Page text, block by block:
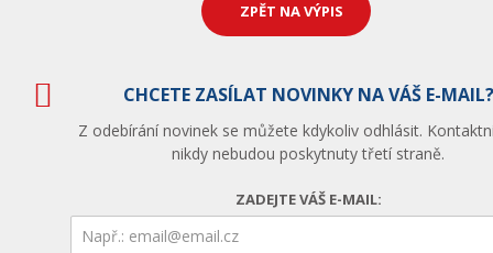
ZPĚT NA VÝPIS
CHCETE ZASÍLAT NOVINKY NA VÁŠ E-MAIL?
Z odebírání novinek se můžete kdykoliv odhlásit.
nikdy nebudou poskytnuty třetí straně.
ZADEJTE VÁŠ E-MAIL: